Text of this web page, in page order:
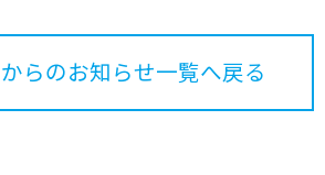
らのお知らせ一覧へ戻る